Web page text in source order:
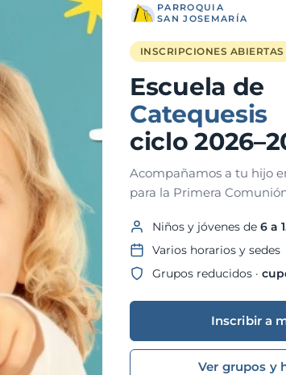
PARROQUIA
SAN JOSEMARÍA
INSCRIPCIONES ABIERTAS
Escuela de
Catequesis
ciclo
Acompañamos a tu hijo
para la Primera
Niños y jóvenes de 6 a
Varios horarios y sedes
Grupos reducidos ·
Inscribir a
Ver grupos y